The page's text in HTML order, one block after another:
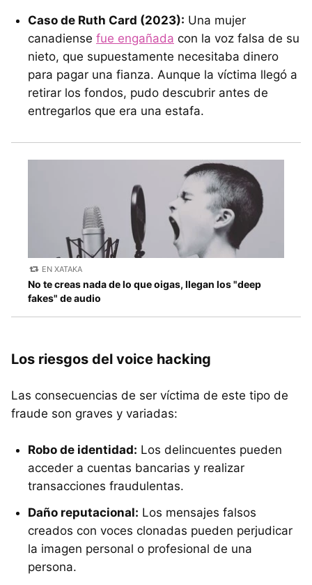
Caso de Ruth Card (2023): Una mujer
canadiense fue engañada con la voz falsa de su
nieto, que supuestamente necesitaba dinero
para pagar una fianza. Aunque la víctima llegó a
retirar los fondos, pudo descubrir antes de
entregarlos que era una estafa.
EN XATAKA
No te creas nada de lo que oigas, llegan los "deep
fakes" de audio
Los riesgos del voice hacking
Las consecuencias de ser víctima de este tipo de
fraude son graves y variadas:
Robo de identidad: Los delincuentes pueden
acceder a cuentas bancarias y realizar
transacciones fraudulentas.
Daño reputacional: Los mensajes falsos
creados con voces clonadas pueden perjudicar
la imagen personal o profesional de una
persona.